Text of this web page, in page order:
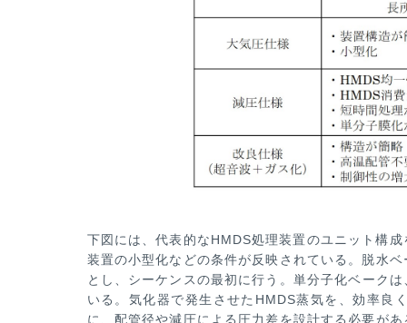
下図には、代表的なHMDS処理装置のユニット構成
装置の小型化などの条件が反映されている。脱水
とし、シーケンスの最初に行う。単分子化ベーク
いる。気化器で発生させたHMDS蒸気を、効率良
に、配管径や減圧による圧力差を設計する必要が